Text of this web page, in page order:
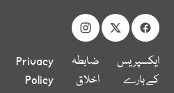
ایکسپریس
کے بارے
ضابطہ
اخلاق
Privacy
Policy